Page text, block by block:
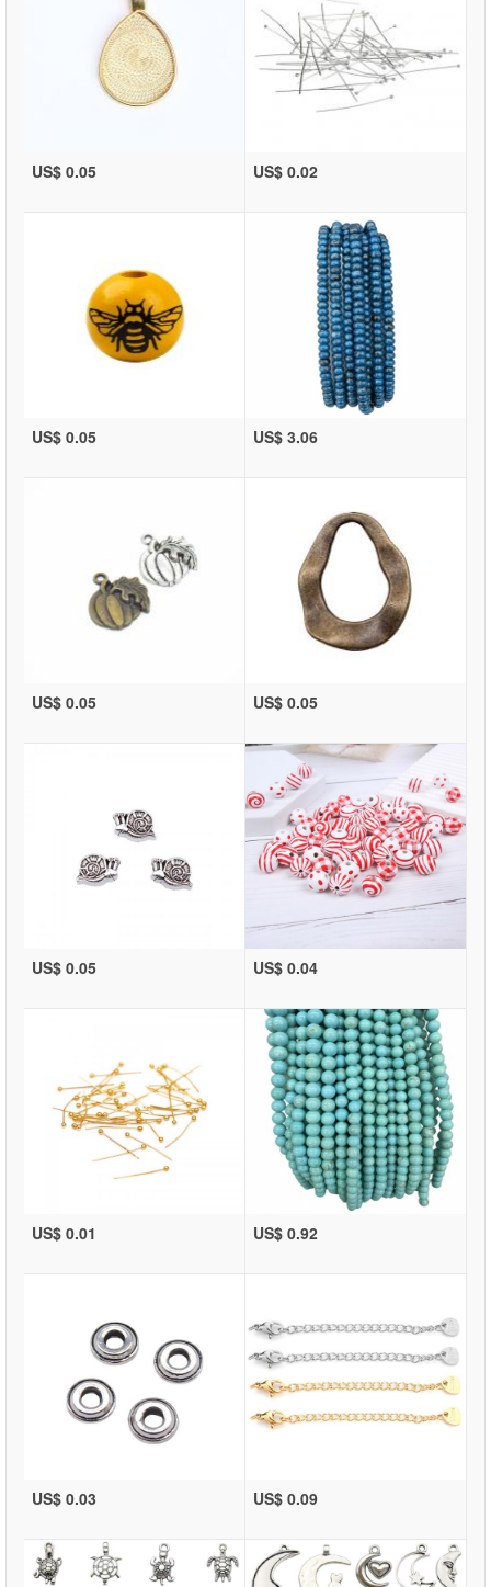
US$ 0.05 US$ 0.02
US$ 0.05 US$ 3.06
US$ 0.05 US$ 0.05
US$ 0.05 US$ 0.04
US$ 0.01 US$ 0.92
US$ 0.03 US$ 0.09